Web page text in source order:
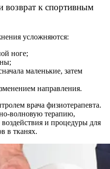
к спортивным
усложняются:
ноге;
маленькие, затем
направления.
врача физиотерапевта.
волновую терапию,
и процедуры для
в тканях.